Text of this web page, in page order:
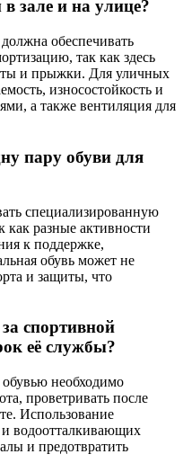
зале и на улице?
обеспечивать
так как здесь
и прыжки. Для уличных
износостойкость и
а также вентиляция для
пару обуви для
специализированную
как разные активности
к поддержке,
обувь может не
и защиты, что
спортивной
её службы?
необходимо
проветривать после
Использование
и водоотталкивающих
и предотвратить